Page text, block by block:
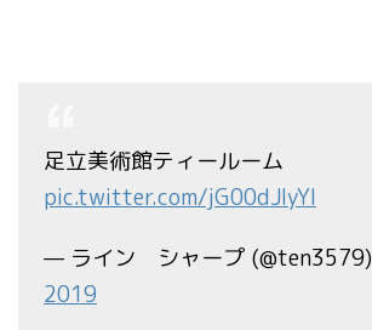
足立美術館ティールーム
pic.twitter.com/jG00dJIyYl
— ライン シャープ (@ten3579)
2019